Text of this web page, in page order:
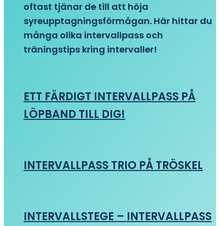
oftast tjänar de till att höja
syreupptagningsförmågan. Här hittar du
många olika intervallpass och
träningstips kring intervaller!
ETT FÄRDIGT INTERVALLPASS PÅ
LÖPBAND TILL DIG!
INTERVALLPASS TRIO PÅ TRÖSKEL
INTERVALLSTEGE – INTERVALLPASS